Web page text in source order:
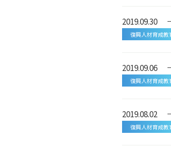
2019.09.30
復興人材育成教
2019.09.06
復興人材育成教
2019.08.02
復興人材育成教